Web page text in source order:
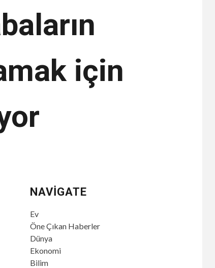
için
NAVIGATE
Ev
Öne Çıkan Haberler
Dünya
Ekonomi
Bilim